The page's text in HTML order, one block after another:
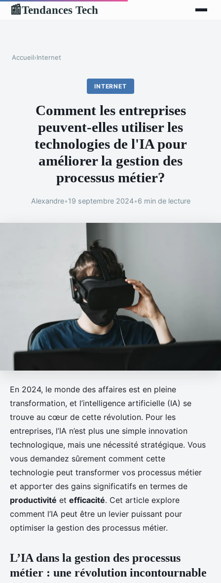
📰Tendances Tech
Accueil›Internet
INTERNET
Comment les entreprises
peuvent-elles utiliser les
technologies de l'IA pour
améliorer la gestion des
processus métier?
Alexandre•19 septembre 2024•6 min de lecture
En 2024, le monde des affaires est en pleine
transformation, et l’intelligence artificielle (IA) se
trouve au cœur de cette révolution. Pour les
entreprises, l’IA n’est plus une simple innovation
technologique, mais une nécessité stratégique. Vous
vous demandez sûrement comment cette
technologie peut transformer vos processus métier
et apporter des gains significatifs en termes de
productivité et efficacité. Cet article explore
comment l’IA peut être un levier puissant pour
optimiser la gestion des processus métier.
L’IA dans la gestion des processus
métier : une révolution incontournable